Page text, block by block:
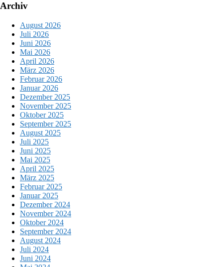
Archiv
August 2026
Juli 2026
Juni 2026
Mai 2026
April 2026
März 2026
Februar 2026
Januar 2026
Dezember 2025
November 2025
Oktober 2025
September 2025
August 2025
Juli 2025
Juni 2025
Mai 2025
April 2025
März 2025
Februar 2025
Januar 2025
Dezember 2024
November 2024
Oktober 2024
September 2024
August 2024
Juli 2024
Juni 2024